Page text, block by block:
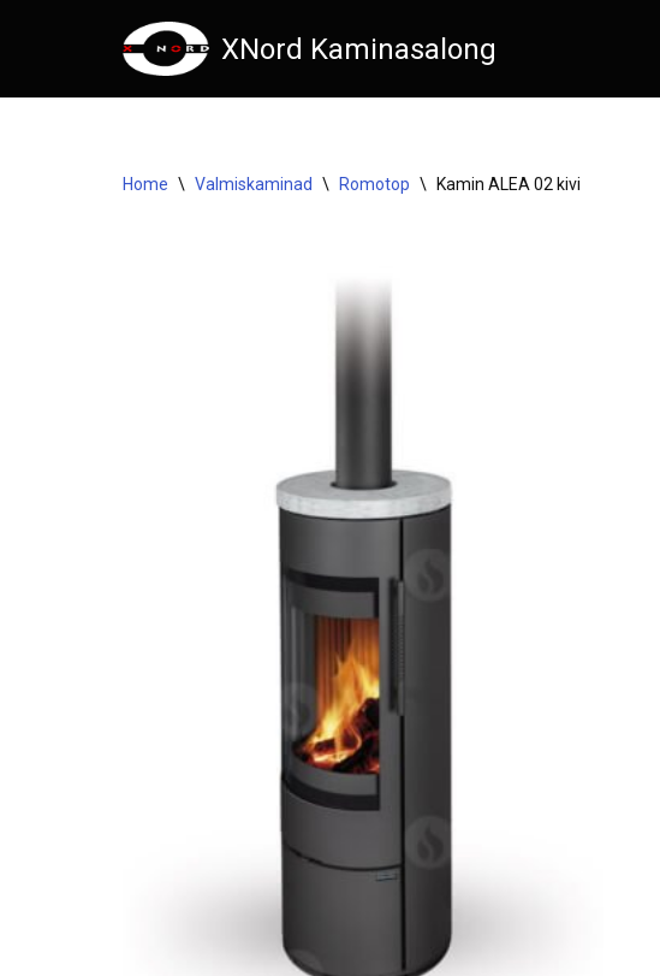
to
XNord Kaminasalong
Home \ Valmiskaminad \ Romotop \ Kamin ALEA 02 kivi